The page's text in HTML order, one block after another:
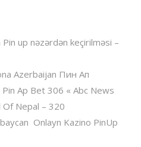
up nəzərdən keçirilməsi –
Azerbaijan Пин Ап
Pin Ap Bet 306 « Abc News
Of Nepal – 320
Onlayn Kazino PinUp